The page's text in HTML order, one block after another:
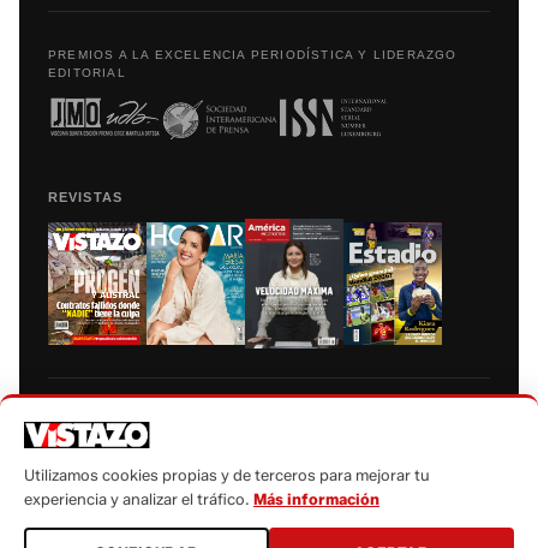
PREMIOS A LA EXCELENCIA PERIODÍSTICA Y LIDERAZGO
EDITORIAL
REVISTAS
autorización escrita de su titular, de todos los contenidos de Vistazo.com.
Utilizamos cookies propias y de terceros para mejorar tu
experiencia y analizar el tráfico. Más información